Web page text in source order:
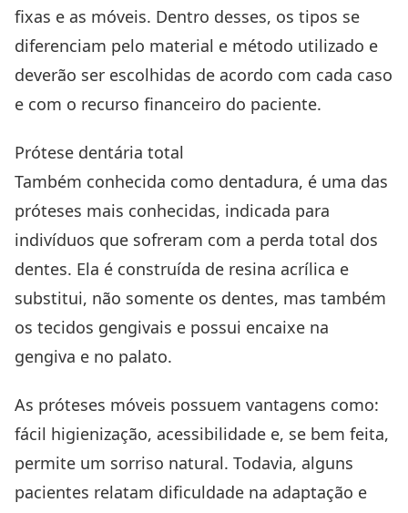
fixas e as móveis. Dentro desses, os tipos se
diferenciam pelo material e método utilizado e
deverão ser escolhidas de acordo com cada caso
e com o recurso financeiro do paciente.
Prótese dentária total
Também conhecida como dentadura, é uma das
próteses mais conhecidas, indicada para
indivíduos que sofreram com a perda total dos
dentes. Ela é construída de resina acrílica e
substitui, não somente os dentes, mas também
os tecidos gengivais e possui encaixe na
gengiva e no palato.
As próteses móveis possuem vantagens como:
fácil higienização, acessibilidade e, se bem feita,
permite um sorriso natural. Todavia, alguns
pacientes relatam dificuldade na adaptação e